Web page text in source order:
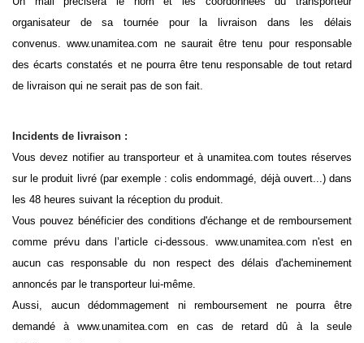
organisateur de sa tournée pour la livraison dans les délais
convenus. www.unamitea.com ne saurait être tenu pour responsable
des écarts constatés et ne pourra être tenu responsable de tout retard
de livraison qui ne serait pas de son fait.
Incidents de livraison :
Vous devez notifier au transporteur et à unamitea.com toutes réserves
sur le produit livré (par exemple : colis endommagé, déjà ouvert...) dans
les 48 heures suivant la réception du produit.
Vous pouvez bénéficier des conditions d'échange et de remboursement
comme prévu dans l’article ci-dessous. www.unamitea.com n'est en
aucun cas responsable du non respect des délais d'acheminement
annoncés par le transporteur lui-même.
Aussi, aucun dédommagement ni remboursement ne pourra être
demandé à www.unamitea.com en cas de retard dû à la seule